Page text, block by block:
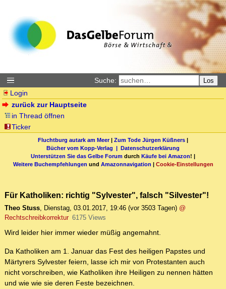
Suche: Los
Login
zurück zur Hauptseite
in Thread öffnen
Ticker
Fluchtburg autark am Meer| Zum Tode Jürgen Küßners |
Bücher vom Kopp-Verlag | Datenschutzerklärung
Unterstützen Sie das Gelbe Forum durch Käufe bei Amazon! |
Weitere Buchempfehlungen und Amazonnavigation | Cookie-Einstellungen
Für Katholiken: richtig "Sylvester", falsch "Silvester"!
Theo Stuss, Dienstag, 03.01.2017, 19:46 (vor 3503 Tagen) @
Rechtschreibkorrektur 6175 Views
Wird leider hier immer wieder müßig angemahnt.
Da Katholiken am 1. Januar das Fest des heiligen Papstes und
Märtyrers Sylvester feiern, lasse ich mir von Protestanten auch
nicht vorschreiben, wie Katholiken ihre Heiligen zu nennen hätten
und wie wie sie deren Feste bezeichnen.